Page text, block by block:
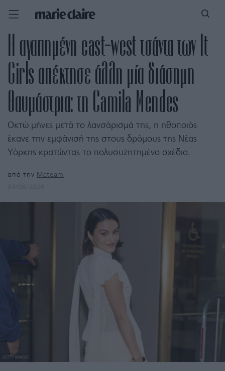
Η αγαπημένη east-west τσάντα των It
Girls απέκτησε άλλη μία διάσημη
θαυμάστρια: τη Camila Mendes
Οκτώ μήνες μετά το λανσάρισμά της, η ηθοποιός
έκανε την εμφάνισή της στους δρόμους της Νέας
Υόρκης κρατώντας το πολυσυζητημένο σχέδιο.
από την Mcteam
GETTY IMAGES